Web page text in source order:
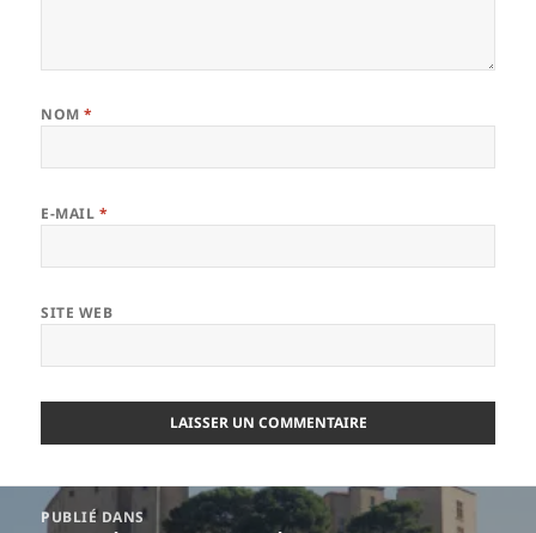
NOM*
E-MAIL *
SITE WEB
Navigation
PUBLIÉ DANS